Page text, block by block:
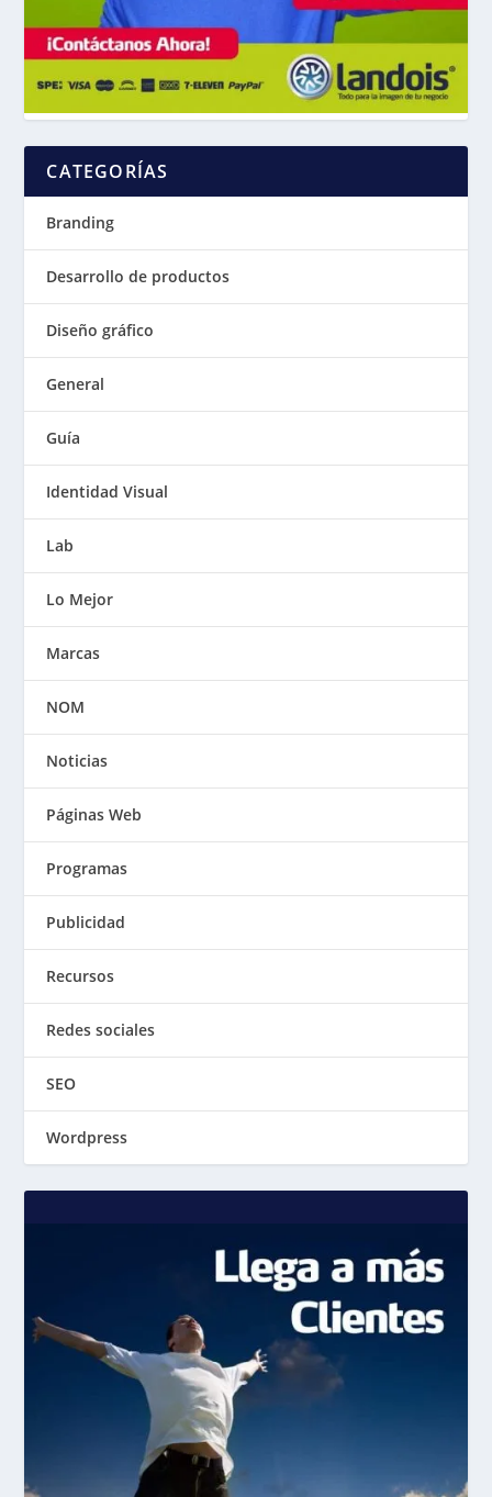
CATEGORÍAS
Branding
Desarrollo de productos
Diseño gráfico
General
Guía
Identidad Visual
Lab
Lo Mejor
Marcas
NOM
Noticias
Páginas Web
Programas
Publicidad
Recursos
Redes sociales
SEO
Wordpress